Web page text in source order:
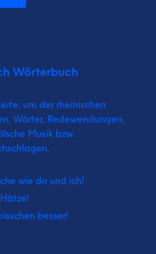
Wörterbuch
um der rheinischen
Wörter, Redewendungen,
Musik bzw.
wie do und ich!
besser!